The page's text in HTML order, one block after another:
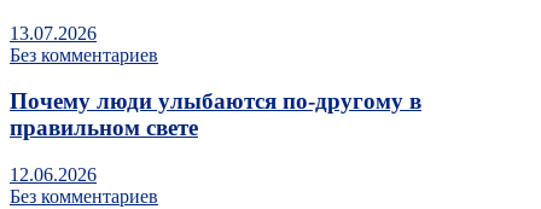
13.07.2026
Без комментариев
Почему люди улыбаются по‑другому в
правильном свете
12.06.2026
Без комментариев